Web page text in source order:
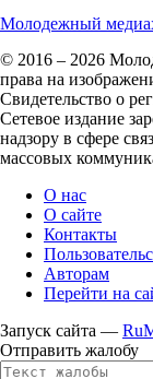
Молодежный
© 2016 – 2026
права на
Свидетельство о
Сетевое издание
надзору в сфере
массовых
О нас
О сайте
Контакты
Авторам
Перейти на
Запуск сайта —
Отправить жалобу